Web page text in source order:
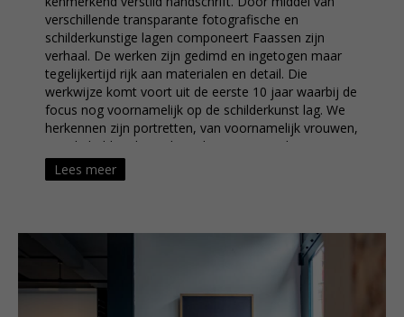
verschillende transparante fotografische en
schilderkunstige lagen componeert Faassen zijn
verhaal. De werken zijn gedimd en ingetogen maar
tegelijkertijd rijk aan materialen en detail. Die
werkwijze komt voort uit de eerste 10 jaar waarbij de
focus nog voornamelijk op de schilderkunst lag. We
herkennen zijn portretten, van voornamelijk vrouwen,
aan de heldere krijtachtige lijnen. Het werk van
Casper Faassen wordt tentoongesteld op
prestigieuze internationale beurzen en is opgenomen
Haags Historisch Museum.
Leiden-based artist Casper Faassen has been
Lees meer